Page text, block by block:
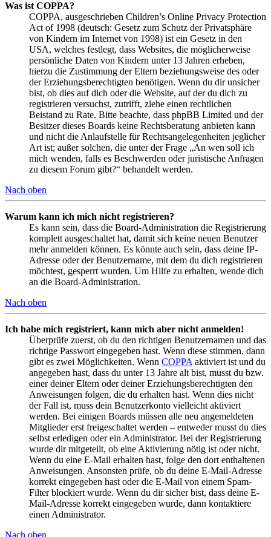
Was ist COPPA?
COPPA, ausgeschrieben Children’s Online Privacy Protection
Act of 1998 (deutsch: Gesetz zum Schutz der Privatsphäre
von Kindern im Internet von 1998) ist ein Gesetz in den
USA, welches festlegt, dass Websites, die möglicherweise
persönliche Daten von Kindern unter 13 Jahren erheben,
hierzu die Zustimmung der Eltern beziehungsweise des oder
der Erziehungsberechtigten benötigen. Wenn du dir unsicher
bist, ob dies auf dich oder die Website, auf der du dich zu
registrieren versuchst, zutrifft, ziehe einen rechtlichen
Beistand zu Rate. Bitte beachte, dass phpBB Limited und der
Besitzer dieses Boards keine Rechtsberatung anbieten kann
und nicht die Anlaufstelle für Rechtsangelegenheiten jeglicher
Art ist; außer solchen, die unter der Frage „An wen soll ich
mich wenden, falls es Beschwerden oder juristische Anfragen
zu diesem Forum gibt?“ behandelt werden.
Nach oben
Warum kann ich mich nicht registrieren?
Es kann sein, dass die Board-Administration die Registrierung
komplett ausgeschaltet hat, damit sich keine neuen Benutzer
mehr anmelden können. Es könnte auch sein, dass deine IP-
Adresse oder der Benutzername, mit dem du dich registrieren
möchtest, gesperrt wurden. Um Hilfe zu erhalten, wende dich
an die Board-Administration.
Nach oben
Ich habe mich registriert, kann mich aber nicht anmelden!
Überprüfe zuerst, ob du den richtigen Benutzernamen und das
richtige Passwort eingegeben hast. Wenn diese stimmen, dann
gibt es zwei Möglichkeiten. Wenn COPPA aktiviert ist und du
angegeben hast, dass du unter 13 Jahre alt bist, musst du bzw.
einer deiner Eltern oder deiner Erziehungsberechtigten den
Anweisungen folgen, die du erhalten hast. Wenn dies nicht
der Fall ist, muss dein Benutzerkonto vielleicht aktiviert
werden. Bei einigen Boards müssen alle neu angemeldeten
Mitglieder erst freigeschaltet werden – entweder musst du dies
selbst erledigen oder ein Administrator. Bei der Registrierung
wurde dir mitgeteilt, ob eine Aktivierung nötig ist oder nicht.
Wenn du eine E-Mail erhalten hast, folge den dort enthaltenen
Anweisungen. Ansonsten prüfe, ob du deine E-Mail-Adresse
korrekt eingegeben hast oder die E-Mail von einem Spam-
Filter blockiert wurde. Wenn du dir sicher bist, dass deine E-
Mail-Adresse korrekt eingegeben wurde, dann kontaktiere
einen Administrator.
Nach oben